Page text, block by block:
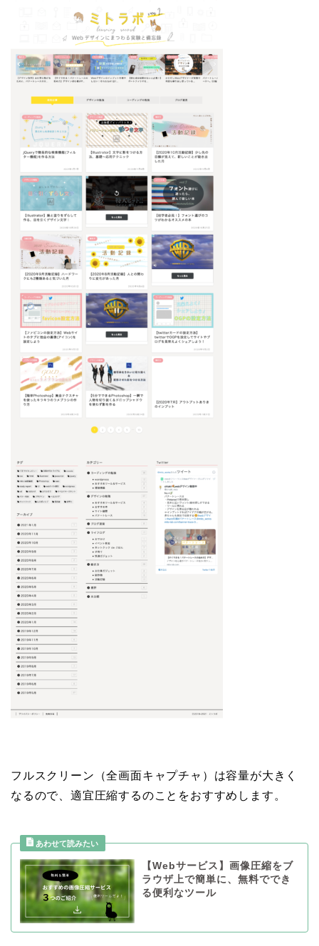
フルスクリーン（全画面キャプチャ）は容量が大きく
なるので、適宜圧縮するのことをおすすめします。
【Webサービス】画像圧縮をブ
ラウザ上で簡単に、無料ででき
る便利なツール